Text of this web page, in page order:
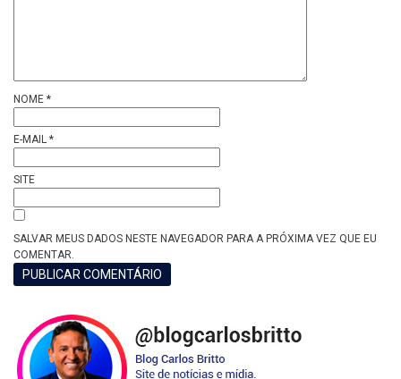
NOME *
E-MAIL *
SITE
SALVAR MEUS DADOS NESTE NAVEGADOR PARA A PRÓXIMA VEZ QUE EU
COMENTAR.